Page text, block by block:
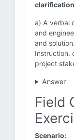
a) A verbal
and
and
Instruction.
project
Answer
Field
Scenario: